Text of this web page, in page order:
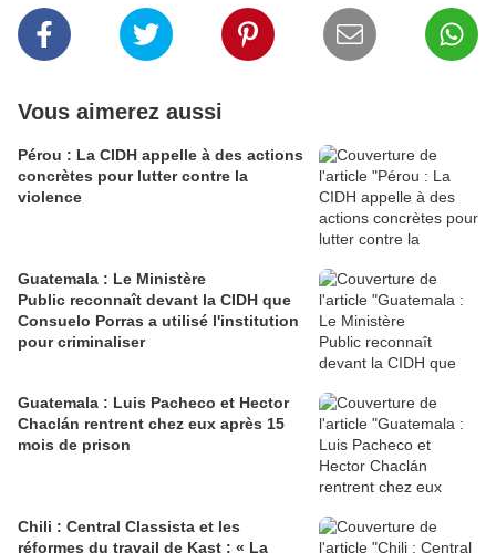
Vous aimerez aussi
Pérou : La CIDH appelle à des actions
concrètes pour lutter contre la
violence
Guatemala : Le Ministère
Public reconnaît devant la CIDH que
Consuelo Porras a utilisé l'institution
pour criminaliser
Guatemala : Luis Pacheco et Hector
Chaclán rentrent chez eux après 15
mois de prison
Chili : Central Classista et les
réformes du travail de Kast : « La